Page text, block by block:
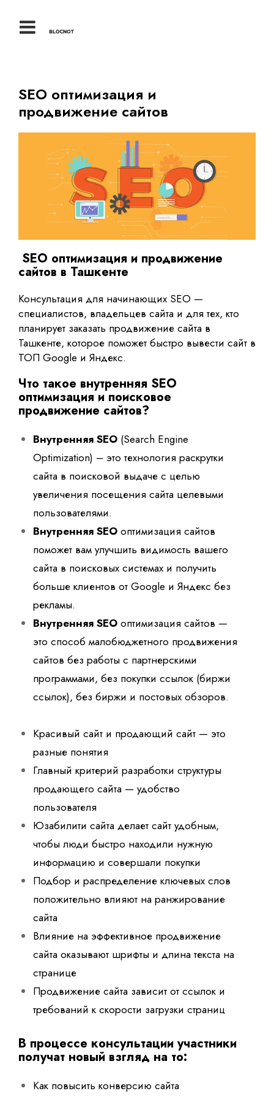
SEO оптимизация и
продвижение сайтов
SEO оптимизация и продвижение
сайтов в Ташкенте
Консультация для начинающих SEO —
специалистов, владельцев сайта и для тех, кто
планирует заказать продвижение сайта в
Ташкенте, которое поможет быстро вывести сайт в
ТОП Google и Яндекс.
Что такое внутренняя SEO
оптимизация и поисковое
продвижение сайтов?
Внутренняя SEO (Search Engine
Optimization) – это технология раскрутки
сайта в поисковой выдаче с целью
увеличения посещения сайта целевыми
пользователями.
Внутренняя SEO оптимизация сайтов
поможет вам улучшить видимость вашего
сайта в поисковых системах и получить
больше клиентов от Google и Яндекс без
рекламы.
Внутренняя SEO оптимизация сайтов —
это способ малобюджетного продвижения
сайтов без работы с партнерскими
программами, без покупки ссылок (биржи
ссылок), без биржи и постовых обзоров.
Красивый сайт и продающий сайт — это
разные понятия
Главный критерий разработки структуры
продающего сайта — удобство
пользователя
Юзабилити сайта делает сайт удобным,
чтобы люди быстро находили нужную
информацию и совершали покупки
Подбор и распределение ключевых слов
положительно влияют на ранжирование
сайта
Влияние на эффективное продвижение
сайта оказывают шрифты и длина текста на
странице
Продвижение сайта зависит от ссылок и
требований к скорости загрузки страниц
В процессе консультации участники
получат новый взгляд на то:
Как повысить конверсию сайта